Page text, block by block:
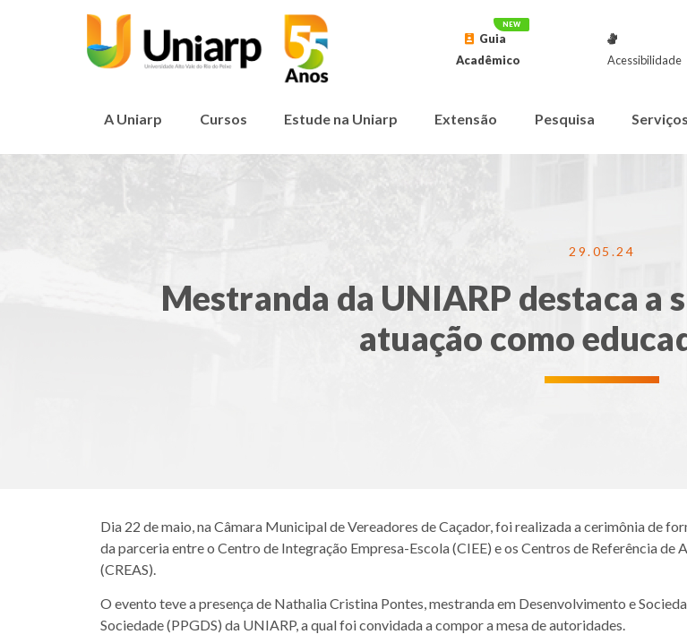
Guia
Acadêmico
Acessibilidade
A Uniarp Cursos Estude na Uniarp Extensão Pesquisa Serviços
29.05.24
Mestranda da UNIARP destaca a
atuação como
Dia 22 de maio, na Câmara Municipal de Vereadores de Caçador, foi realizada a cerimônia de
da parceria entre o Centro de Integração Empresa-Escola (CIEE) e os Centros de Referência de
(CREAS).
O evento teve a presença de Nathalia Cristina Pontes, mestranda em Desenvolvimento e
Sociedade (PPGDS) da UNIARP, a qual foi convidada a compor a mesa de autoridades.